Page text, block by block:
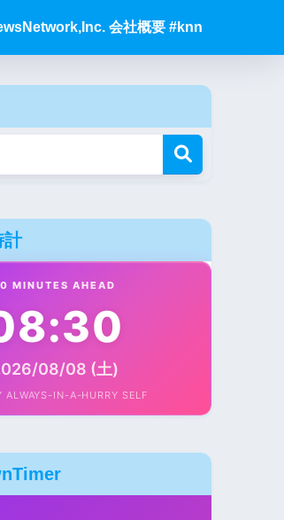
会社概要 #knn
計
MINUTES AHEAD
08/08 (土)
ALWAYS-IN-A-HURRY SELF